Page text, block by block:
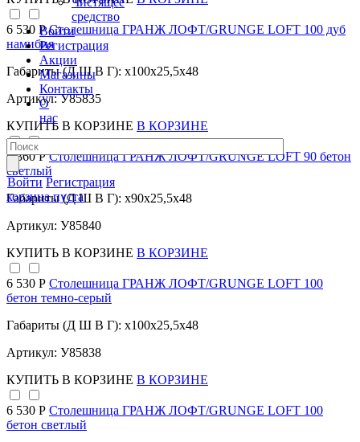
средство
Войти
Регистрация
Акции
Магазины
Контакты
О
нас
Войти Регистрация
корзина пуста
6 530 РСтолешница ГРАНЖ ЛОФТ/GRUNGE LOFT 100 дуб
намибия
Габариты (Д Ш В Г): x100x25,5x48
Артикул: У85835
КУПИТЬ В КОРЗИНЕ В КОРЗИНЕ
6 360 РСтолешница ГРАНЖ ЛОФТ/GRUNGE LOFT 90 бетон
светлый
Габариты (Д Ш В Г): x90x25,5x48
Артикул: У85840
КУПИТЬ В КОРЗИНЕ В КОРЗИНЕ
6 530 Р Столешница ГРАНЖ ЛОФТ/GRUNGE LOFT 100
бетон темно-серый
Габариты (Д Ш В Г): x100x25,5x48
Артикул: У85838
КУПИТЬ В КОРЗИНЕ В КОРЗИНЕ
6 530 Р Столешница ГРАНЖ ЛОФТ/GRUNGE LOFT 100
бетон светлый